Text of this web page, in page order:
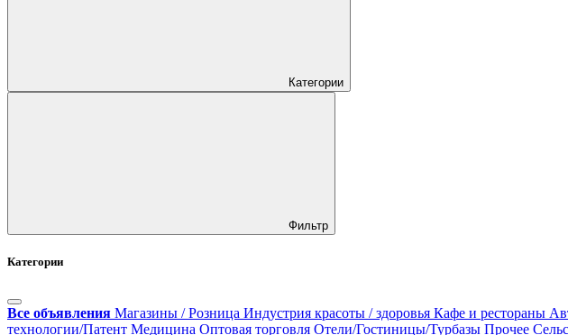
Категории
Фильтр
Категории
Все объявления Магазины / Розница Индустрия красоты / здоровья Кафе и рестораны
технологии/Патент Медицина Оптовая торговля Отели/Гостиницы/Турбазы Прочее